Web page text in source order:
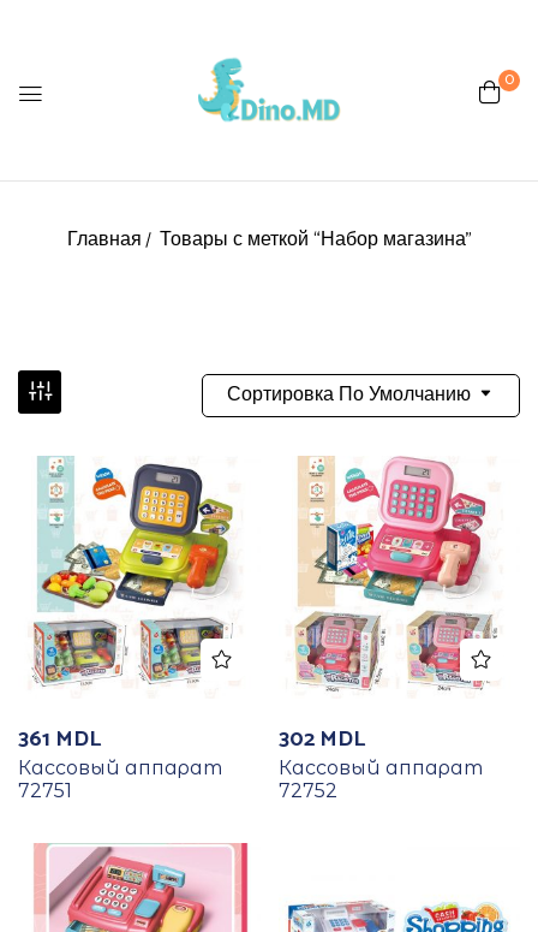
0
Главная Товары с меткой “Набор магазина”
Сортировка По Умолчанию
361 MDL
Кассовый аппарат
72751
302 MDL
Кассовый аппарат
72752